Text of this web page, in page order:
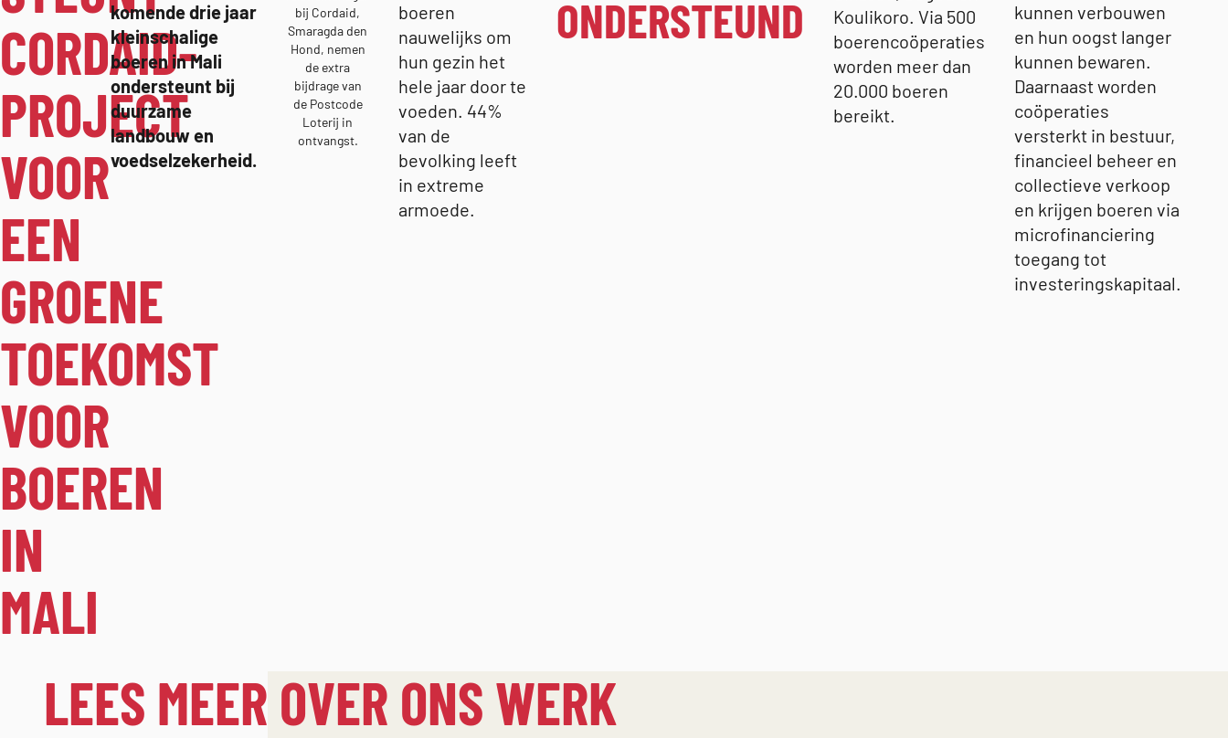
CORDAID-
PROJECT
VOOR
EEN
GROENE
TOEKOMST
VOOR
BOEREN
IN
MALI
komende drie jaar
kleinschalige
boeren in Mali
ondersteunt bij
duurzame
landbouw en
voedselzekerheid.
bij Cordaid,
Smaragda den
Hond, nemen
de extra
bijdrage van
de Postcode
Loterij in
ontvangst.
boeren
nauwelijks om
hun gezin het
hele jaar door te
voeden. 44%
van de
bevolking leeft
in extreme
armoede.
ONDERSTEUND
Koulikoro. Via 500
boerencoöperaties
worden meer dan
20.000 boeren
bereikt.
kunnen verbouwen
en hun oogst langer
kunnen bewaren.
Daarnaast worden
coöperaties
versterkt in bestuur,
financieel beheer en
collectieve verkoop
en krijgen boeren via
microfinanciering
toegang tot
investeringskapitaal.
LEES MEER OVER ONS WERK